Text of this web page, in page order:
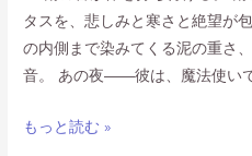
タスを、悲しみと寒さと絶望が
の内側まで染みてくる泥の重さ
音。 あの夜――彼は、魔法使い
始
もっと読む »